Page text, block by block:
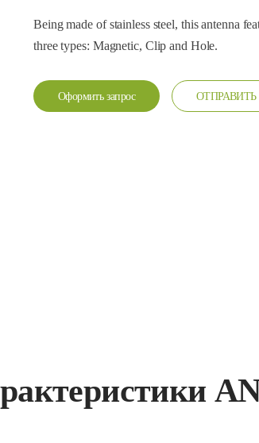
Being made of stainless steel, this antenna
three types: Magnetic, Clip and Hole.
Оформить запрос